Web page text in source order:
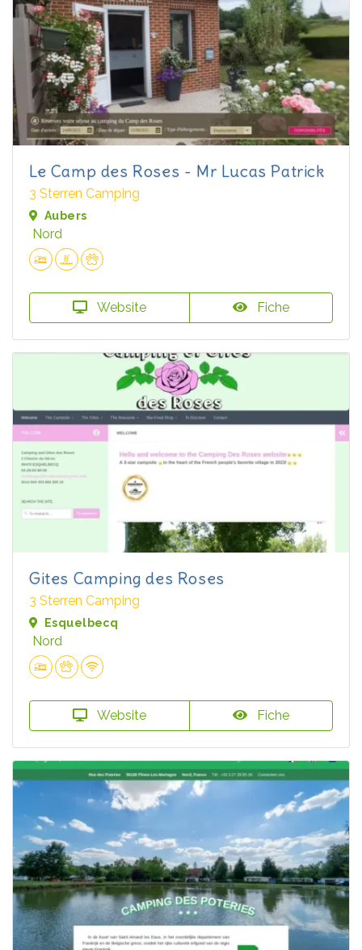
Le Camp des Roses - Mr Lucas Patrick
3 Sterren Camping
Aubers
Nord
Website Fiche
Gites Camping des Roses
3 Sterren Camping
Esquelbecq
Nord
Website Fiche